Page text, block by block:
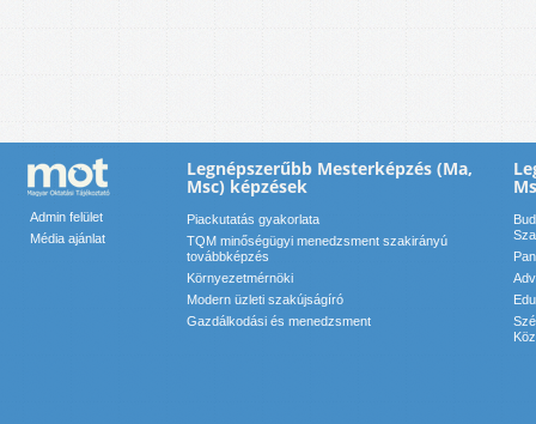
Admin felület
Média ajánlat
Legnépszerűbb Mesterképzés (Ma,
Msc) képzések
Piackutatás gyakorlata
TQM minőségügyi menedzsment szakirányú
továbbképzés
Környezetmérnöki
Modern üzleti szakújságíró
Gazdálkodási és menedzsment